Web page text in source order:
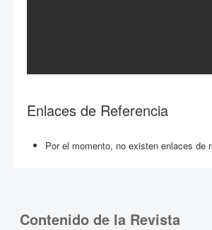
Enlaces de Referencia
Por el momento, no existen enlaces de
Contenido de la Revista